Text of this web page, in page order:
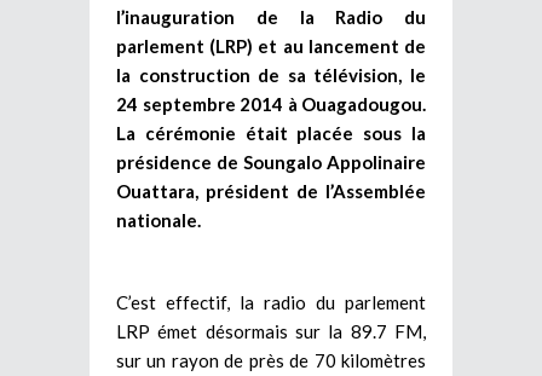
l’inauguration de la Radio du
parlement (LRP) et au lancement de
la construction de sa télévision, le
24 septembre 2014 à Ouagadougou.
La cérémonie était placée sous la
présidence de Soungalo Appolinaire
Ouattara, président de l’Assemblée
nationale.
C’est effectif, la radio du parlement
LRP émet désormais sur la 89.7 FM,
sur un rayon de près de 70 kilomètres